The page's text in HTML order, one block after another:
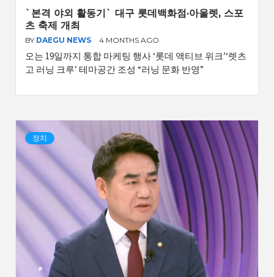
`본격 야외 활동기` 대구 롯데백화점·아울렛, 스포
츠 축제 개최
BY DAEGU NEWS 4 MONTHS AGO
오는 19일까지 통합 마케팅 행사 ‘롯데 액티브 위크’‘렛츠
고 러닝 크루’ 테마공간 조성 “러닝 문화 반영”
정치